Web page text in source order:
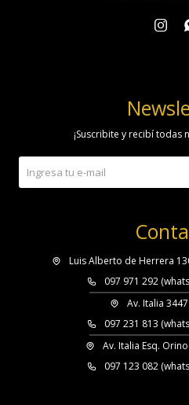

Luis Alberto de Herrera
097 971 292
Av. Italia
097 231 813
Av. Italia Esq.
097 123 082
¡Suscribite y recibí todas